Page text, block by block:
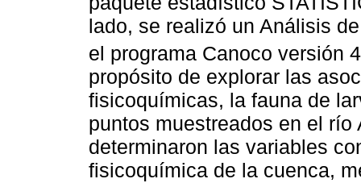
lado, se realizó un Análisis
el programa Canoco versión
propósito de explorar las
fisicoquímicas, la fauna de
puntos muestreados en el
determinaron las variables
fisicoquímica de la cuenca,